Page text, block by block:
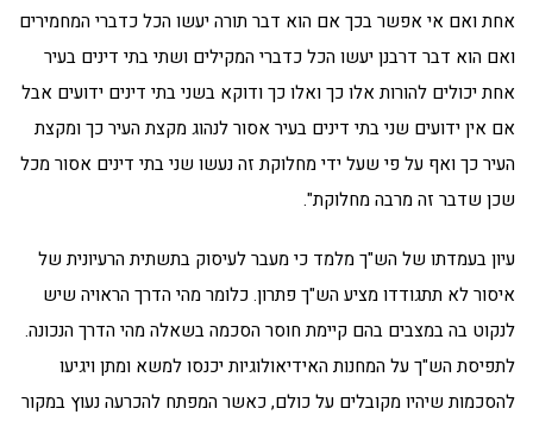
אחת ואם אי אפשר בכך אם הוא דבר תורה יעשו הכל כדברי המחמירים
ואם הוא דבר דרבנן יעשו הכל כדברי המקילים ושתי בתי דינים בעיר
אחת יכולים להורות אלו כך ואלו כך ודוקא בשני בתי דינים ידועים אבל
אם אין ידועים שני בתי דינים בעיר אסור לנהוג מקצת העיר כך ומקצת
העיר כך ואף על פי שעל ידי מחלוקת זה נעשו שני בתי דינים אסור מכל
שכן שדבר זה מרבה מחלוקת".
עיון בעמדתו של הש"ך מלמד כי מעבר לעיסוק בתשתית הרעיונית של
איסור לא תתגודדו מציע הש"ך פתרון. כלומר מהי הדרך הראויה שיש
לנקוט בה במצבים בהם קיימת חוסר הסכמה בשאלה מהי הדרך הנכונה.
לתפיסת הש"ך על המחנות האידיאולוגיות יכנסו למשא ומתן ויגיעו
להסכמות שיהיו מקובלים על כולם, כאשר המפתח להכרעה נעוץ במקור